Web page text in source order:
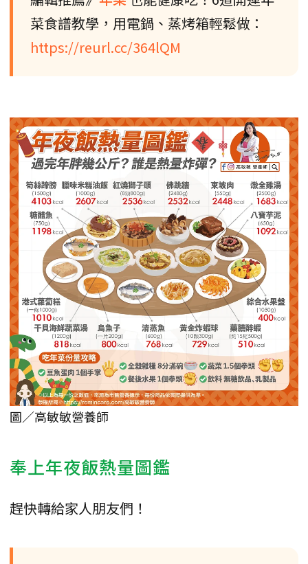
菜食譜教學，用電鍋、蒸烤箱輕鬆做：
https://reurl.cc/364lQM
圖／高敏敏營養師
奉上年夜飯熱量圖鑑
趕快轉給家人朋友們！